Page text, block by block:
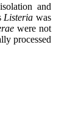
and
Listeria was
were not
processed